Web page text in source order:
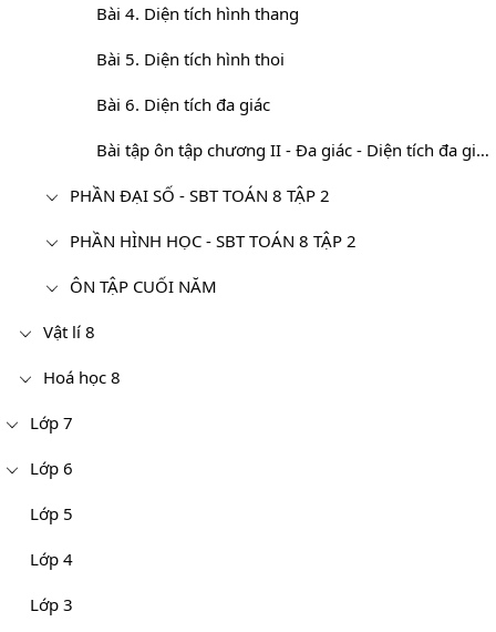
Bài 4. Diện tích hình thang
Bài 5. Diện tích hình thoi
Bài 6. Diện tích đa giác
Bài tập ôn tập chương II - Đa giác - Diện tích đa giác
PHẦN ĐẠI SỐ - SBT TOÁN 8 TẬP 2
PHẦN HÌNH HỌC - SBT TOÁN 8 TẬP 2
ÔN TẬP CUỐI NĂM
Vật lí 8
Hoá học 8
Lớp 7
Lớp 6
Lớp 5
Lớp 4
Lớp 3